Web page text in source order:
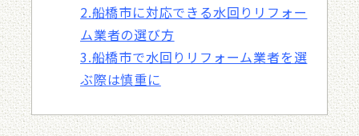
2.船橋市に対応できる水回りリフォー
ム業者の選び方
3.船橋市で水回りリフォーム業者を選
ぶ際は慎重に